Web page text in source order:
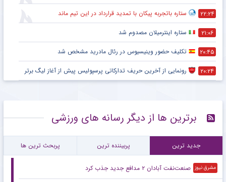
۲۲:۲۴ ستاره باتجربه پیکان با تمدید قرارداد در این تیم ماند
۲۱:۰۶ ستاره اینترمیلان مصدوم شد
۲۰:۴۵ تکلیف حضور وینیسیوس در رئال مادرید مشخص شد
۲۰:۲۴ رونمایی از آخرین حریف تدارکاتی پرسپولیس پیش از آغاز لیگ برتر
برترین ها از دیگر رسانه های ورزشی
جدید ترین پربیننده ترین پربحث ترین ها
مشرق نیوز صنعت‌نفت آبادان ۲ مدافع جدید جذب کرد